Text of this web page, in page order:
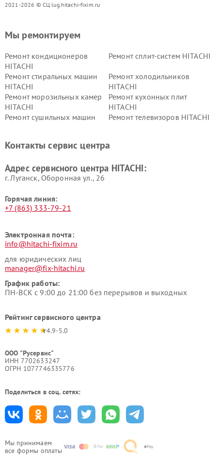
2021-2026 © СЦ lug.hitachi-fixim.ru
Мы принимаем
все формы оплаты
Мы ремонтируем
Ремонт кондиционеров
HITACHI
Ремонт сплит-систем HITACHI
Ремонт стиральных машин
HITACHI
Ремонт холодильников
HITACHI
Ремонт морозильных камер
HITACHI
Ремонт кухонных плит
HITACHI
Ремонт сушильных машин
Ремонт телевизоров HITACHI
данных HITACHI
HITACHI
HITACHI
HITACHI
Контакты сервис центра
Адрес сервисного центра HITACHI:
г. Луганск, Оборонная ул., 26
Горячая линия:
+7 (863) 333-79-21
Электронная почта:
info@hitachi-fixim.ru
для юридических лиц
manager@fix-hitachi.ru
График работы:
ПН-ВСК с 9:00 до 21:00 без перерывов и выходных
Рейтинг сервисного центра
4.9-5.0
ООО "Русервис"
ИНН 7702633247
ОГРН 1077746335776
Поделиться в соц. сетях: